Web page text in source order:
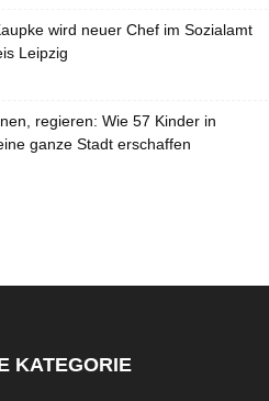
wird neuer Chef im Sozialamt
Leipzig
regieren: Wie 57 Kinder in
ganze Stadt erschaffen
KATEGORIE